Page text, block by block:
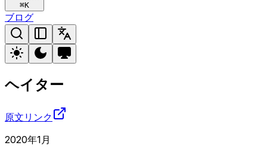
⌘K
ブログ
ヘイター
原文リンク
2020年1月